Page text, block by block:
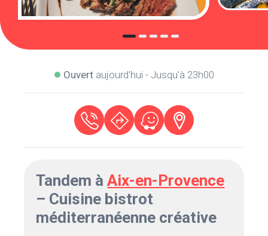
Ouvertaujourd'hui - Jusqu'à 23h00
Tandem àAix-en-Provence
– Cuisine bistrot
méditerranéenne créative